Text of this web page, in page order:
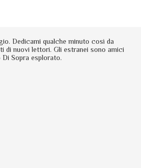
Dedicami qualche minuto così da
di nuovi lettori. Gli estranei sono amici
Sopra esplorato.